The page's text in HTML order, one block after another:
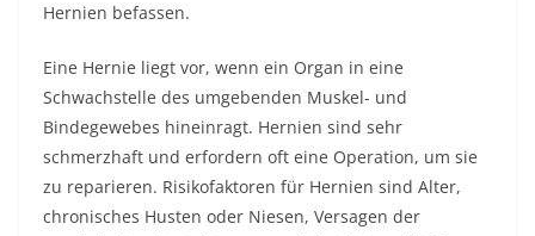
Hernien befassen.
Eine Hernie liegt vor, wenn ein Organ in eine
Schwachstelle des umgebenden Muskel- und
Bindegewebes hineinragt. Hernien sind sehr
schmerzhaft und erfordern oft eine Operation, um sie
zu reparieren. Risikofaktoren für Hernien sind Alter,
chronisches Husten oder Niesen, Versagen der